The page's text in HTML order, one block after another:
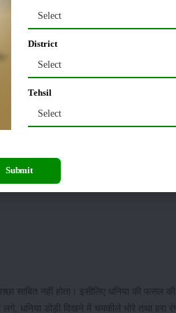
होता है। धनिया के पत्तों की अच्छी प्राप्ति के
को नवंबर के दूसरे सप्ताह में बोना आवश्यक
करते हैं। तथा 80 किलोग्राम नत्रजन और
में मिलाया जाता है।
सल्फर को 1000 लीटर पानी में अच्छी तरह से
हो जाए।
साबित नहीं होता। इसीलिए धनिया की फसल
धनिया डोड़ी दिखने में चमकीले भोरे तथा हरा
Select
District
Select
Tehsil
Select
Submit